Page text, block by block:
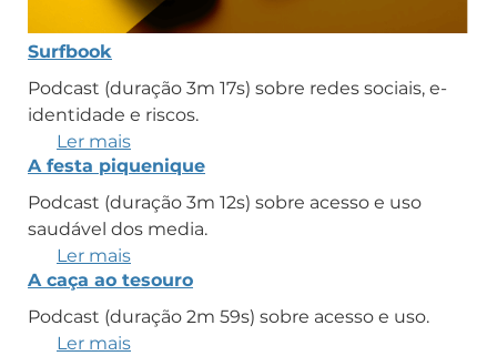
Surfbook
Podcast (duração 3m 17s) sobre redes sociais, e-
identidade e riscos.
Ler mais
Surfbook
A festa piquenique
Podcast (duração 3m 12s) sobre acesso e uso
saudável dos media.
Ler mais
A
festa
A caça ao tesouro
Podcast (duração 2m 59s) sobre acesso e uso.
Ler mais